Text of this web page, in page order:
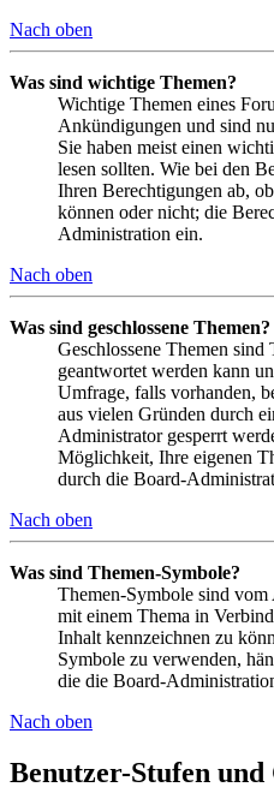
Nach oben
Was sind wichtige Themen?
Wichtige Themen eines
Ankündigungen und sind
Sie haben meist einen
lesen sollten. Wie bei den
Ihren Berechtigungen ab,
können oder nicht; die
Administration ein.
Nach oben
Was sind geschlossene Themen?
Geschlossene Themen
geantwortet werden kann
Umfrage, falls vorhanden,
aus vielen Gründen durch
Administrator gesperrt
Möglichkeit, Ihre eigenen
durch die Board-
Nach oben
Was sind Themen-Symbole?
Themen-Symbole sind
mit einem Thema in
Inhalt kennzeichnen zu
Symbole zu verwenden,
die die Board-
Nach oben
Benutzer-Stufen und